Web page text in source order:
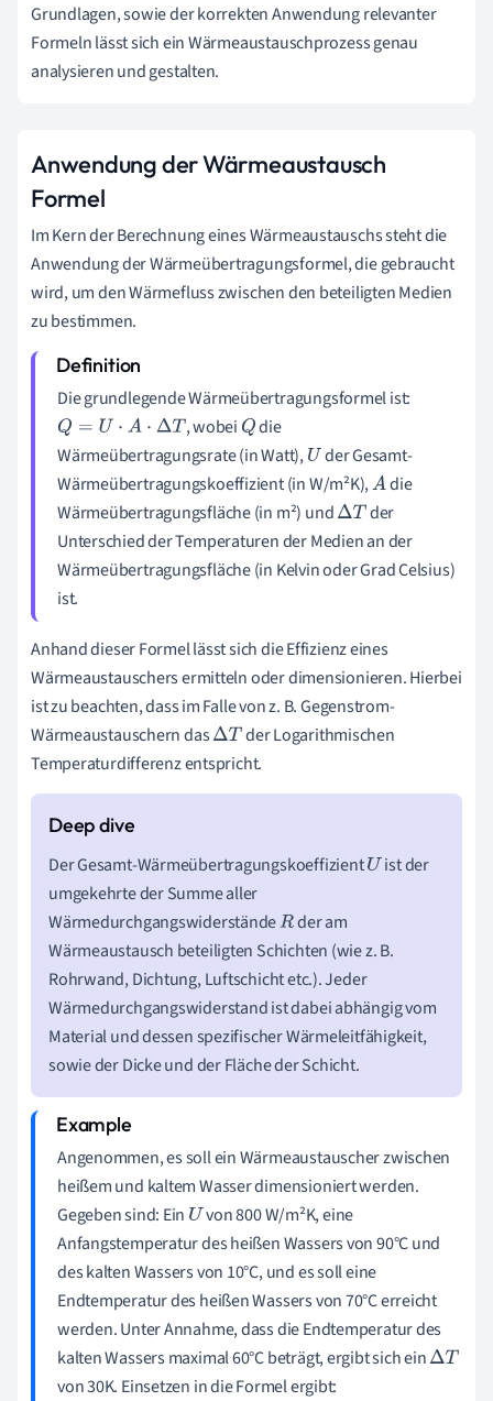
Grundlagen, sowie der korrekten Anwendung relevanter
Formeln lässt sich ein Wärmeaustauschprozess genau
analysieren und gestalten.
Anwendung der Wärmeaustausch
Formel
Im Kern der Berechnung eines Wärmeaustauschs steht die
Anwendung der Wärmeübertragungsformel, die gebraucht
wird, um den Wärmefluss zwischen den beteiligten Medien
zu bestimmen.
Die grundlegende Wärmeübertragungsformel ist:
Q= U⋅ A⋅Δ T , wobei Q die
Wärmeübertragungsrate (in Watt),U der Gesamt-
Wärmeübertragungskoeffizient (in W/m²K),A die
Wärmeübertragungsfläche (in m²) undΔT der
Unterschied der Temperaturen der Medien an der
Wärmeübertragungsfläche (in Kelvin oder Grad Celsius)
ist.
Anhand dieser Formel lässt sich die Effizienz eines
Wärmeaustauschers ermitteln oder dimensionieren. Hierbei
ist zu beachten, dass im Falle von z. B. Gegenstrom-
Wärmeaustauschern dasΔT der Logarithmischen
Temperaturdifferenz entspricht.
Der Gesamt-WärmeübertragungskoeffizientUist der
umgekehrte der Summe aller
WärmedurchgangswiderständeR der am
Wärmeaustausch beteiligten Schichten (wie z. B.
Rohrwand, Dichtung, Luftschicht etc.). Jeder
Wärmedurchgangswiderstand ist dabei abhängig vom
Material und dessen spezifischer Wärmeleitfähigkeit,
sowie der Dicke und der Fläche der Schicht.
Angenommen, es soll ein Wärmeaustauscher zwischen
heißem und kaltem Wasser dimensioniert werden.
Gegeben sind: Ein Uvon 800 W/m²K, eine
Anfangstemperatur des heißen Wassers von 90°C und
des kalten Wassers von 10°C, und es soll eine
Endtemperatur des heißen Wassers von 70°C erreicht
werden. Unter Annahme, dass die Endtemperatur des
kalten Wassers maximal 60°C beträgt, ergibt sich einΔT
von 30K. Einsetzen in die Formel ergibt: